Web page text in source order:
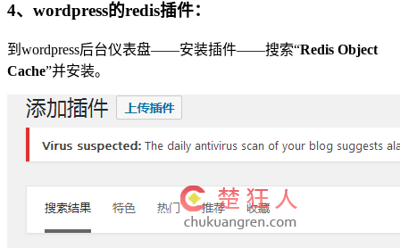
4、wordpress的redis插件：
到wordpress后台仪表盘——安装插件——搜索“Redis Object
Cache”并安装。